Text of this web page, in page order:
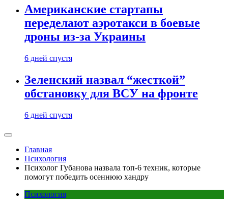
Американские стартапы
переделают аэротакси в боевые
дроны из-за Украины
6 дней спустя
Зеленский назвал “жесткой”
обстановку для ВСУ на фронте
6 дней спустя
Главная
Психология
Психолог Губанова назвала топ-6 техник, которые
помогут победить осеннюю хандру
Психология